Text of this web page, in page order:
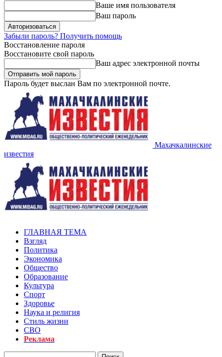
Ваше имя пользователя
Ваш пароль
Забыли пароль? Получить помощь
Восстановление пароля
Восстановите свой пароль
Ваш адрес электронной почты
Пароль будет выслан Вам по электронной почте.
Махачкалинские
известия
ГЛАВНАЯ ТЕМА
Взгляд
Политика
Экономика
Общество
Образование
Культура
Спорт
Здоровье
Наука и религия
Стиль жизни
СВО
Реклама